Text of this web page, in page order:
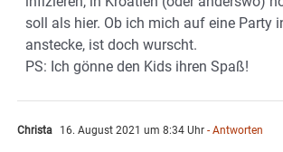
soll als hier. Ob ich mich auf eine Party
anstecke, ist doch wurscht.
PS: Ich gönne den Kids ihren Spaß!
Christa 16. August 2021 um 8:34 Uhr - Antworten